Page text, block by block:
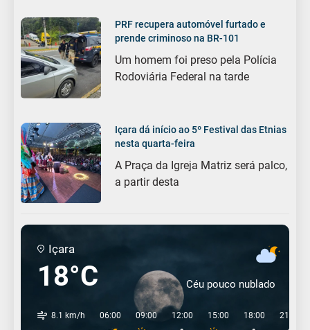
PRF recupera automóvel furtado e
prende criminoso na BR-101
Um homem foi preso pela Polícia
Rodoviária Federal na tarde
Içara dá início ao 5º Festival das Etnias
nesta quarta-feira
A Praça da Igreja Matriz será palco,
a partir desta
Içara
18°C Céu pouco nublado
8.1 km/h 06:00 09:00 12:00 15:00 18:00 21:00